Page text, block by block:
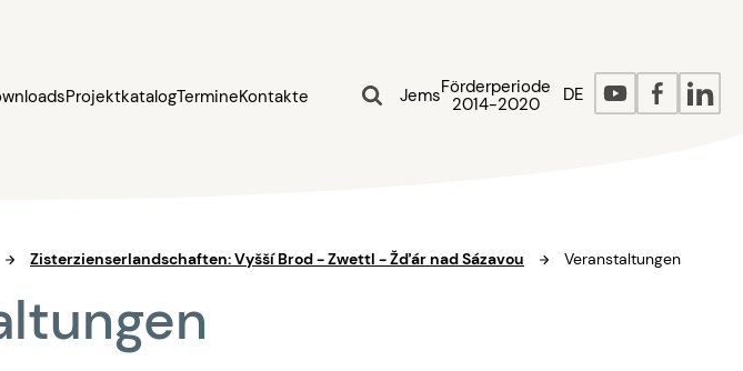
ProjektkatalogTermineKontakte JemsFörderperiode
2014-2020
DE
Zisterzienserlandschaften: Vyšší Brod - Zwettl - Žďár nad Sázavou Veranstaltungen